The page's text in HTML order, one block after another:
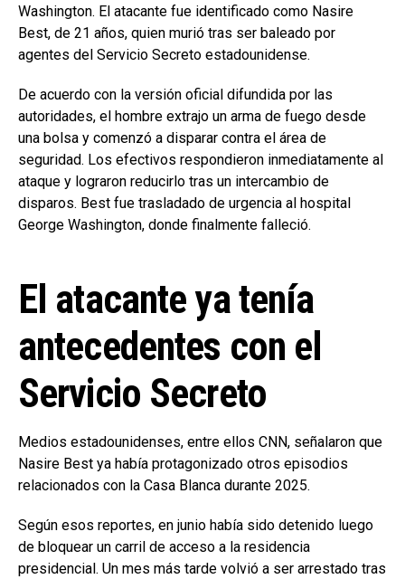
Washington. El atacante fue identificado como Nasire
Best, de 21 años, quien murió tras ser baleado por
agentes del Servicio Secreto estadounidense.
De acuerdo con la versión oficial difundida por las
autoridades, el hombre extrajo un arma de fuego desde
una bolsa y comenzó a disparar contra el área de
seguridad. Los efectivos respondieron inmediatamente al
ataque y lograron reducirlo tras un intercambio de
disparos. Best fue trasladado de urgencia al hospital
George Washington, donde finalmente falleció.
El atacante ya tenía
antecedentes con el
Servicio Secreto
Medios estadounidenses, entre ellos CNN, señalaron que
Nasire Best ya había protagonizado otros episodios
relacionados con la Casa Blanca durante 2025.
Según esos reportes, en junio había sido detenido luego
de bloquear un carril de acceso a la residencia
presidencial. Un mes más tarde volvió a ser arrestado tras